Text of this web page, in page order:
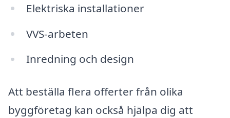
Elektriska installationer
VVS-arbeten
Inredning och design
Att beställa flera offerter från olika
byggföretag kan också hjälpa dig att